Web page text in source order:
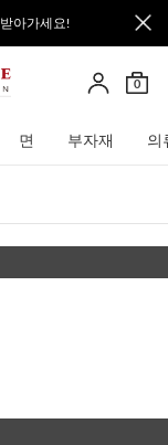
받아가세요!
0
면 부자재 의